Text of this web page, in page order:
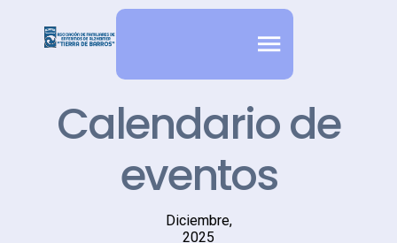
Calendario de
eventos
Diciembre,
2025